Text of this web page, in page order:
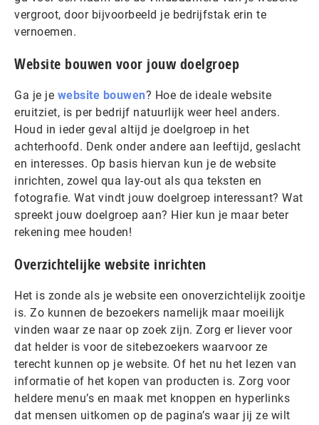
vergroot, door bijvoorbeeld je bedrijfstak erin te
vernoemen.
Website bouwen voor jouw doelgroep
Ga je je website bouwen? Hoe de ideale website
eruitziet, is per bedrijf natuurlijk weer heel anders.
Houd in ieder geval altijd je doelgroep in het
achterhoofd. Denk onder andere aan leeftijd, geslacht
en interesses. Op basis hiervan kun je de website
inrichten, zowel qua lay-out als qua teksten en
fotografie. Wat vindt jouw doelgroep interessant? Wat
spreekt jouw doelgroep aan? Hier kun je maar beter
rekening mee houden!
Overzichtelijke website inrichten
Het is zonde als je website een onoverzichtelijk zooitje
is. Zo kunnen de bezoekers namelijk maar moeilijk
vinden waar ze naar op zoek zijn. Zorg er liever voor
dat helder is voor de sitebezoekers waarvoor ze
terecht kunnen op je website. Of het nu het lezen van
informatie of het kopen van producten is. Zorg voor
heldere menu’s en maak met knoppen en hyperlinks
dat mensen uitkomen op de pagina’s waar jij ze wilt